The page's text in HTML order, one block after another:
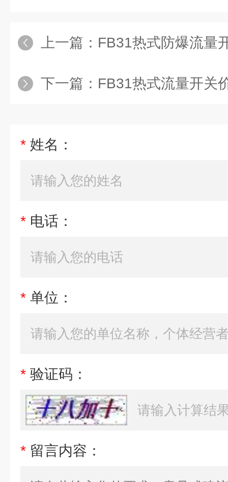
上一篇： FB31热式防爆流量
下一篇： FB31热式流量开关
* 姓名：
* 电话：
* 单位：
* 验证码：
* 留言内容：